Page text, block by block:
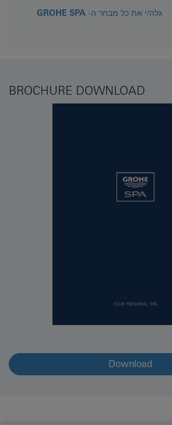
גלה/י את כל מבחר ה-
BROCHURE DOWNLOAD
Download